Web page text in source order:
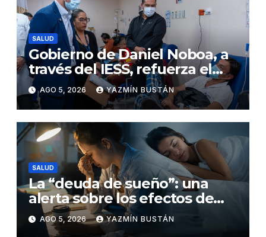
SALUD
Gobierno de Daniel Noboa, a
través del IESS, refuerza el
abastecimiento de insulina
en 86 establecimientos de
salud
AGO 5, 2026 YAZMÍN BUSTÁN
SALUD
La “deuda de sueño”: una
alerta sobre los efectos de
dormir mal en la salud física y
mental
AGO 5, 2026 YAZMÍN BUSTÁN